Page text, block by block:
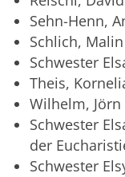
Sehn-
Schlich,
Theis,
Wilhelm,
Schwester
der
Schwester